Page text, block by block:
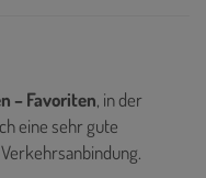
– Favoriten, in der
eine sehr gute